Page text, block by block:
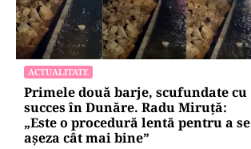
ACTUALITATE
Primele două barje, scufundate cu
succes în Dunăre. Radu Miruță:
„Este o procedură lentă pentru a se
așeza cât mai bine”